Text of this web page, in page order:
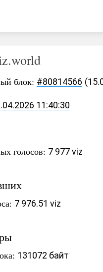
блок: #80814566
11:40:30
голосов: 7 977 viz
7 976.51 viz
131072 байт